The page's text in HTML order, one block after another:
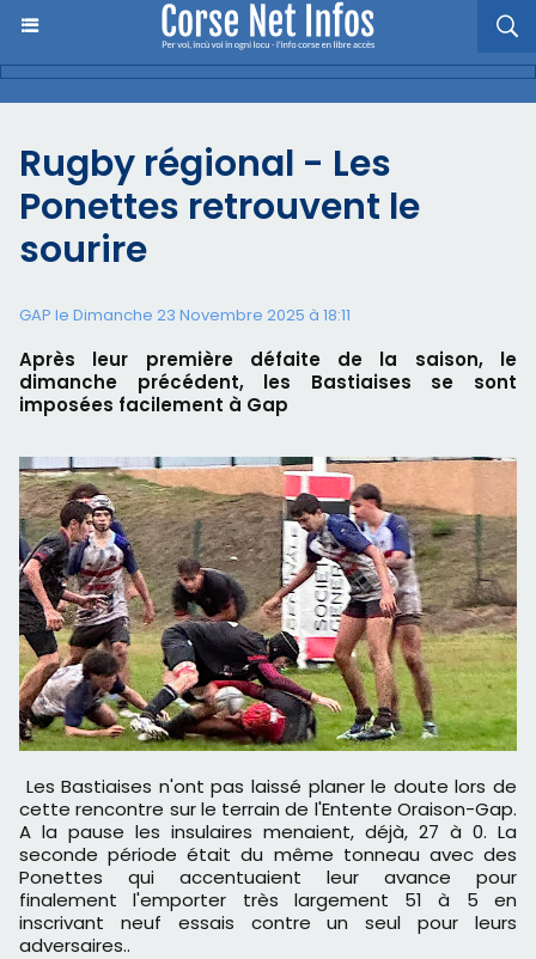
Rugby régional - Les
Ponettes retrouvent le
sourire
GAP le Dimanche 23 Novembre 2025 à 18:11
Après leur première défaite de la saison, le
dimanche précédent, les Bastiaises se sont
imposées facilement à Gap
Les Bastiaises n'ont pas laissé planer le doute lors de
cette rencontre sur le terrain de l'Entente Oraison-Gap.
A la pause les insulaires menaient, déjà, 27 à 0. La
seconde période était du même tonneau avec des
Ponettes qui accentuaient leur avance pour
finalement l'emporter très largement 51 à 5 en
inscrivant neuf essais contre un seul pour leurs
adversaires..